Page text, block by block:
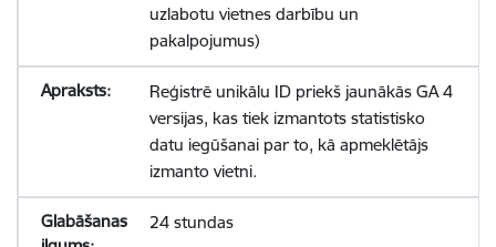
uzlabotu vietnes darbību un
pakalpojumus)
Reģistrē unikālu ID priekš jaunākās GA 4
versijas, kas tiek izmantots statistisko
datu iegūšanai par to, kā apmeklētājs
izmanto vietni.
24 stundas